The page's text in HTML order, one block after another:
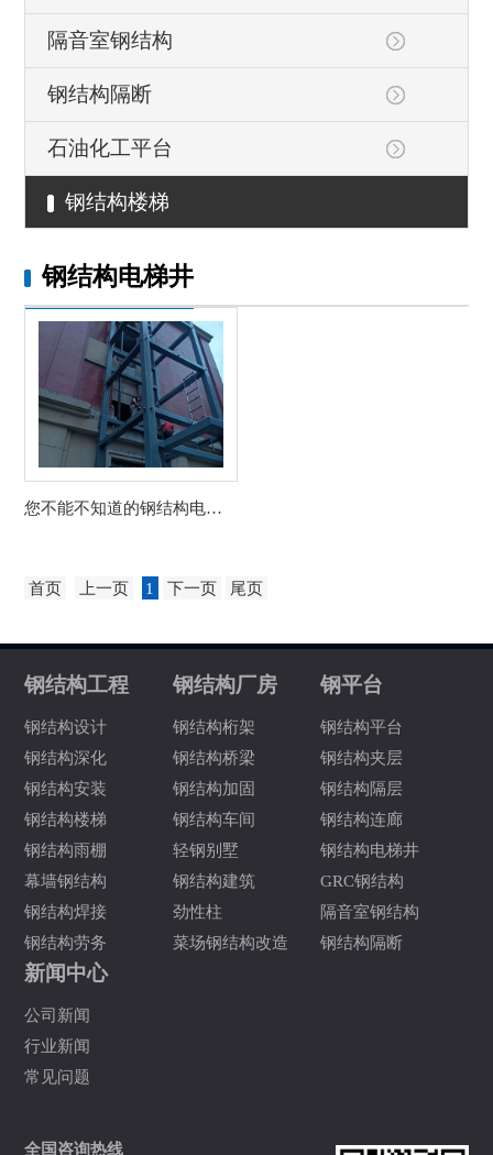
隔音室钢结构
钢结构隔断
石油化工平台
钢结构楼梯
钢结构电梯井
您不能不知道的钢结构电梯井道安全门的相关...
首页 上一页 1 下一页 尾页
钢结构工程
钢结构设计
钢结构深化
钢结构安装
钢结构楼梯
钢结构雨棚
幕墙钢结构
钢结构焊接
钢结构劳务
钢结构厂房
钢结构桁架
钢结构桥梁
钢结构加固
钢结构车间
轻钢别墅
钢结构建筑
劲性柱
菜场钢结构改造
钢平台
钢结构平台
钢结构夹层
钢结构隔层
钢结构连廊
钢结构电梯井
GRC钢结构
隔音室钢结构
钢结构隔断
新闻中心
公司新闻
行业新闻
常见问题
全国咨询热线